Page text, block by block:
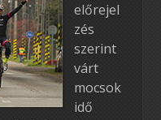
előrejel
zés
szerint
várt
mocsok
idő